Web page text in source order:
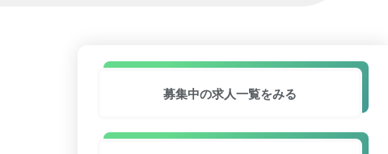
募集中の求人一覧をみる